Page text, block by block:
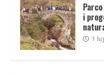
i
1